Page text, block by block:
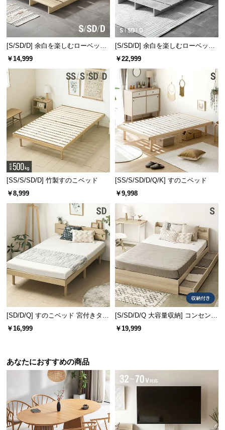
[S/SD/D] 余白を楽しむローベッド
フレーム 天然木調 ステージベッド
ロボット掃除機対応
￥14,999
[S/SD/D] 余白を楽しむローベッド
フレーム 天然木調 ステージベッド
2口コンセントタイプ
￥22,999
[SS/S/SD/D] 竹製すのこベッド
￥8,999
[SS/S/SD/D/Q/K] すのこベッド
￥9,998
[SD/D/Q] すのこベッド 宮付きタイ
プ 2口コンセント
￥16,999
[S/SD/D/Q 大容量収納] コンセント
機能付きベッド 収納左右組み換え
￥19,999
あなたにおすすめの商品